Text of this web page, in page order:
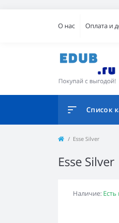
О нас Оплата и
Список
Esse Silver
Esse Silver
Наличие: